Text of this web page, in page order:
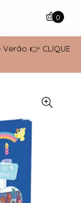
👉 CLIQUE
0